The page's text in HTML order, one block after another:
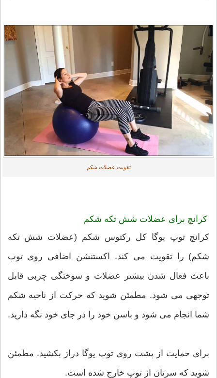
تقویت عضلات شکم
کرانچ برای عضلات شش تکه شکم
کرانچ توپ یوگا کل رکتوس شکم (عضلات شش تکه
شکم) را تقویت می کند. اکستنشن اضافی روی توپ
باعث فعال شدن بیشتر عضلات و سوختگی چربی قابل
توجهی می شود. مطمئن شوید که حرکت از ناحیه شکم
شما انجام می شود و باسن خود را در جای خود نگه دارید.
برای حمایت از پشت روی توپ یوگا دراز بکشید. مطمئن
شوید که سرتان از توپ خارج شده است.